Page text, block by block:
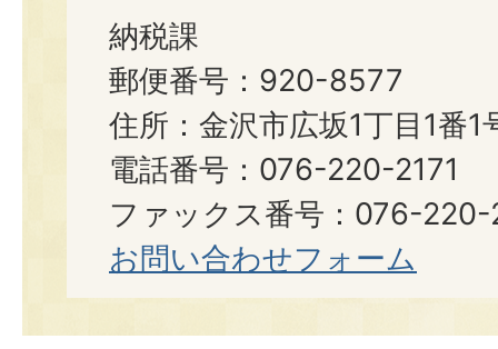
納税課
郵便番号：920-8577
住所：金沢市広坂1丁目1番1
電話番号：076-220-2171
ファックス番号：076-
お問い合わせフォーム